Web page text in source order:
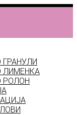
ЛИМЕНКА
РОЛОН